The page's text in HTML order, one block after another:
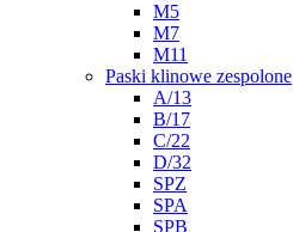
M5
M7
M11
Paski klinowe zespolone
A/13
B/17
C/22
D/32
SPZ
SPA
SPB